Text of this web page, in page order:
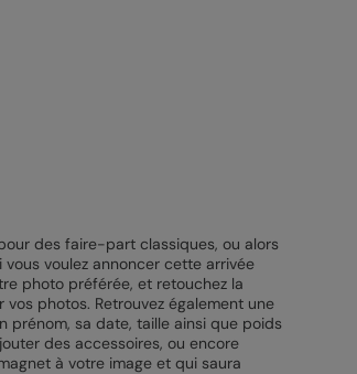
des faire-part classiques, ou alors
voulez annoncer cette arrivée
photo préférée, et retouchez la
photos. Retrouvez également une
prénom, sa date, taille ainsi que poids
des accessoires, ou encore
à votre image et qui saura